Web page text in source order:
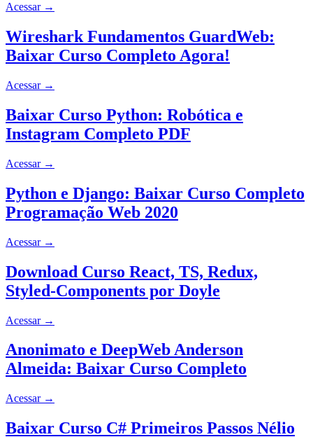
Acessar →
Wireshark Fundamentos GuardWeb:
Baixar Curso Completo Agora!
Acessar →
Baixar Curso Python: Robótica e
Instagram Completo PDF
Acessar →
Python e Django: Baixar Curso Completo
Programação Web 2020
Acessar →
Download Curso React, TS, Redux,
Styled-Components por Doyle
Acessar →
Anonimato e DeepWeb Anderson
Almeida: Baixar Curso Completo
Acessar →
Baixar Curso C# Primeiros Passos Nélio